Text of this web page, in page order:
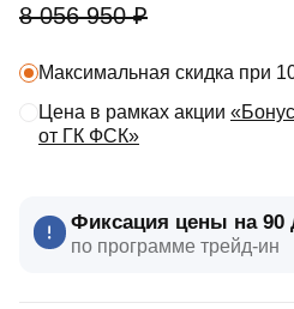
8 056 950 ₽
Фиксация цены на 90
по программе трейд‑ин
Максимальная скидка при
Цена в рамках акции
от ГК ФСК»